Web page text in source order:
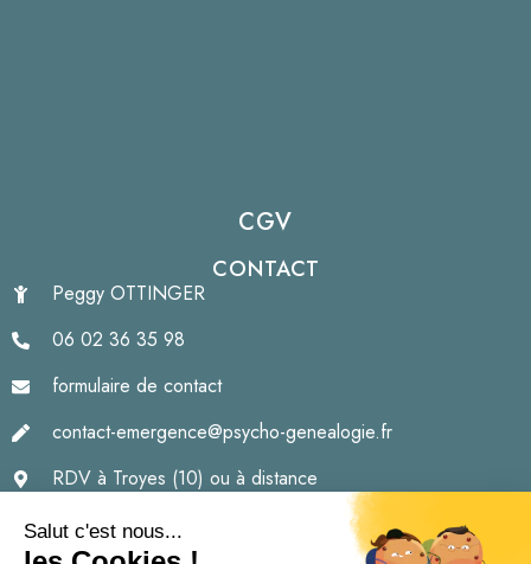
CGV
CONTACT
Peggy OTTINGER
06 02 36 35 98
formulaire de contact
contact-emergence@psycho-genealogie.fr
RDV à Troyes (10) ou à distance
Formations à Troyes (10)
ou à distance (zoom)